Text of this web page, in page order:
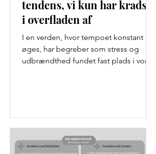
tendens, vi kun har kradset
i overfladen af
I en verden, hvor tempoet konstant
øges, har begreber som stress og
udbrændthed fundet fast plads i vores